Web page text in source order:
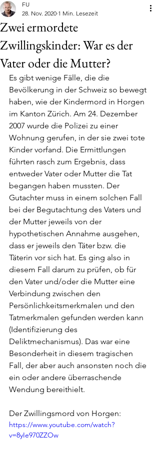
Zwei ermordete
Zwillingskinder: War es der
Vater oder die Mutter?
FU
28. Nov. 2020 1 Min. Lesezeit
Es gibt wenige Fälle, die die
Bevölkerung in der Schweiz so bewegt
haben, wie der Kindermord in Horgen
im Kanton Zürich. Am 24. Dezember
2007 wurde die Polizei zu einer
Wohnung gerufen, in der sie zwei tote
Kinder vorfand. Die Ermittlungen
führten rasch zum Ergebnis, dass
entweder Vater oder Mutter die Tat
begangen haben mussten. Der
Gutachter muss in einem solchen Fall
bei der Begutachtung des Vaters und
der Mutter jeweils von der
hypothetischen Annahme ausgehen,
dass er jeweils den Täter bzw. die
Täterin vor sich hat. Es ging also in
diesem Fall darum zu prüfen, ob für
den Vater und/oder die Mutter eine
Verbindung zwischen den
Persönlichkeitsmerkmalen und den
Tatmerkmalen gefunden werden kann
(Identifizierung des
Deliktmechanismus). Das war eine
Besonderheit in diesem tragischen
Fall, der aber auch ansonsten noch die
ein oder andere überraschende
Wendung bereithielt.
Der Zwillingsmord von Horgen:
https://www.youtube.com/watch?
v=8yIe970ZZOw